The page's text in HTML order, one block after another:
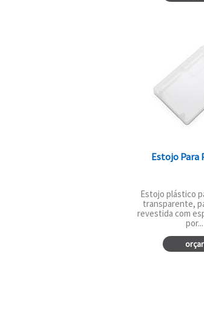
Estojo Para
Estojo plástico
transparente,
revestida com
por...
orçar